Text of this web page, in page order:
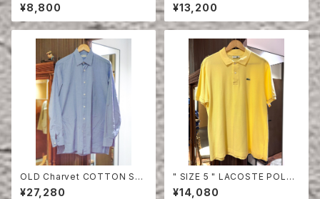
SHIRT RED
¥8,800
TTON HALF SLEEVE SHIRT
¥13,200
OLD Charvet COTTON SHI
RT
¥27,280
" SIZE 5 " LACOSTE POLO
SHIRT YELLOW
¥14,080